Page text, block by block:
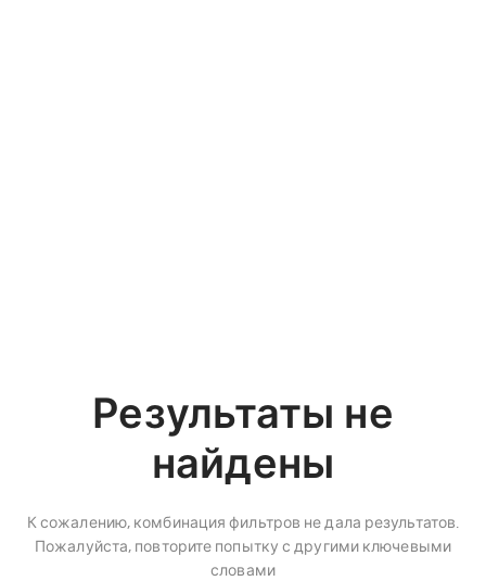
Результаты не
найдены
К сожалению, комбинация фильтров не дала результатов.
Пожалуйста, повторите попытку с другими ключевыми
словами